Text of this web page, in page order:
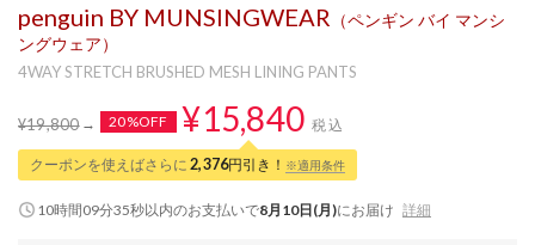
penguin BY MUNSINGWEAR
（ペンギン バイ マンシ
ングウェア）
4WAY STRETCH BRUSHED MESH LINING PANTS
¥19,800 20%OFF ¥15,840 税込
クーポンを使えばさらに 2,376円引き！ ※適用条件
10時間09分34秒以内のお支払いで8月10日(月)にお届け 詳細